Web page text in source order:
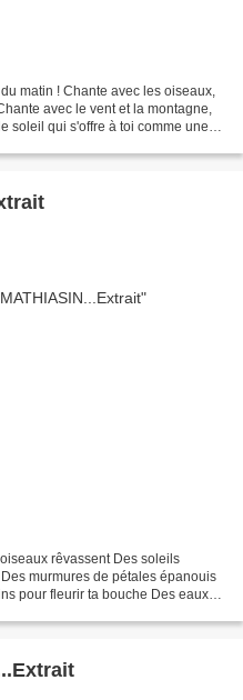
matin ! Chante avec les oiseaux,
avec le vent et la montagne,
soleil qui s'offre à toi comme une
rêvassent Des soleils
murmures de pétales épanouis
pour fleurir ta bouche Des eaux